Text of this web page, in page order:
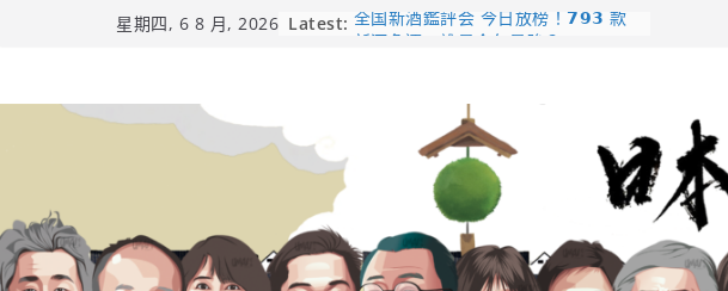
星期四, 6 8 月, 2026 Latest: 全国新酒鑑評会 今日放榜！𝟳𝟵𝟯 款
市場！梅乃宿上市背後的密碼
龜之井酒造：口說上手 – 山形純米大
吟釀的堅持與傳承 ～ くどき上手
日本酒類地理標示 (GI) 認定一覽表